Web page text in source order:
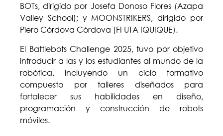
BOTs, dirigido por Josefa Donoso Flores (Azapa
Valley School); y MOONSTRIKERS, dirigido por
Piero Córdova Córdova (FI UTA IQUIQUE).
El Battlebots Challenge 2025, tuvo por objetivo
introducir a las y los estudiantes al mundo de la
robótica, incluyendo un ciclo formativo
compuesto por talleres diseñados para
fortalecer sus habilidades en diseño,
programación y construcción de robots
móviles.